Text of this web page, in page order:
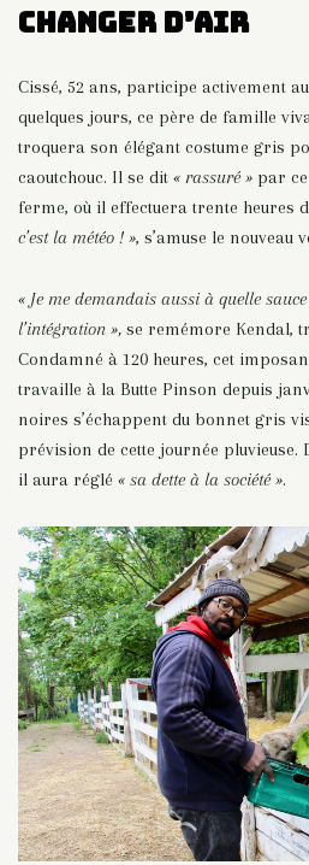
Changer d’air
Cissé, 52 ans, participe activement
quelques jours, ce père de famille
troquera son élégant costume gris
caoutchouc. Il se dit « rassuré » par
ferme, où il effectuera trente heures
c’est la météo ! », s’amuse le nouveau
« Je me demandais aussi à quelle
l’intégration », se remémore Kendal,
Condamné à 120 heures, cet
travaille à la Butte Pinson depuis
noires s’échappent du bonnet gris
prévision de cette journée pluvieuse.
il aura réglé « sa dette à la société ».